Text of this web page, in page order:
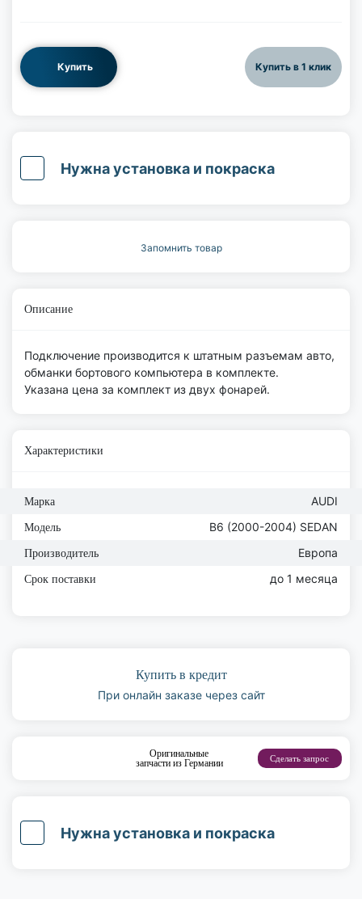
Купить Купить в 1 клик
Нужна установка и покраска
Запомнить товар
Описание
Подключение производится к штатным разъемам авто,
обманки бортового компьютера в комплекте.
Указана цена за комплект из двух фонарей.
Характеристики
Марка AUDI
Модель B6 (2000-2004) SEDAN
Производитель Европа
Срок поставки до 1 месяца
Купить в кредит
При онлайн заказе через сайт
Оригинальные
запчасти из Германии
Сделать запрос
Нужна установка и покраска